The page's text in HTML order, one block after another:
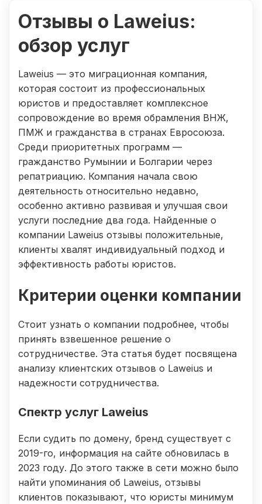
Отзывы о Laweius:
обзор услуг
Laweius — это миграционная компания,
которая состоит из профессиональных
юристов и предоставляет комплексное
сопровождение во время обрамления ВНЖ,
ПМЖ и гражданства в странах Евросоюза.
Среди приоритетных программ —
гражданство Румынии и Болгарии через
репатриацию. Компания начала свою
деятельность относительно недавно,
особенно активно развивая и улучшая свои
услуги последние два года. Найденные о
компании Laweius отзывы положительные,
клиенты хвалят индивидуальный подход и
эффективность работы юристов.
Критерии оценки компании
Стоит узнать о компании подробнее, чтобы
принять взвешенное решение о
сотрудничестве. Эта статья будет посвящена
анализу клиентских отзывов о Laweius и
надежности сотрудничества.
Спектр услуг Laweius
Если судить по домену, бренд существует с
2019-го, информация на сайте обновилась в
2023 году. До этого также в сети можно было
найти упоминания об Laweius, отзывы
клиентов показывают, что юристы минимум